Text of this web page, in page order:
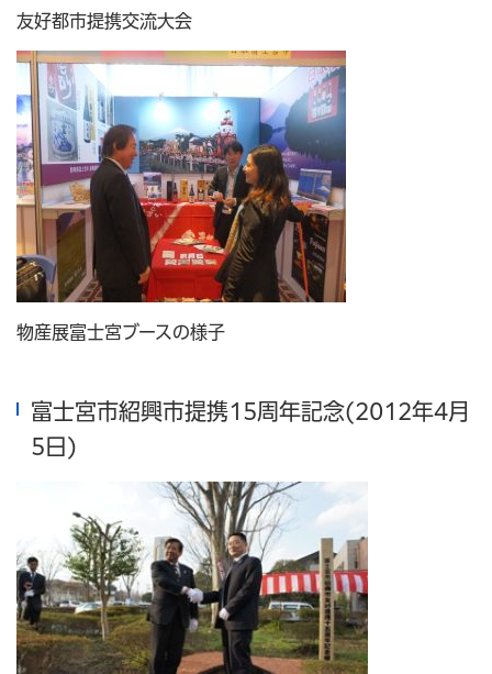
友好都市提携交流大会
物産展富士宮ブースの様子
富士宮市紹興市提携15周年記念(2012年4月
5日)